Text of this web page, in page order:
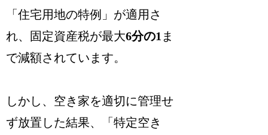
「住宅用地の特例」が適用さ
れ、固定資産税が最大6分の1 ま
で減額されています。
しかし、空き家を適切に管理せ
ず放置した結果、「特定空き